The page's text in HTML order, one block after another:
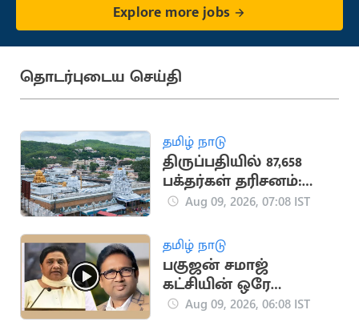
Explore more jobs
தொடர்புடைய செய்தி
தமிழ் நாடு
திருப்பதியில் 87,658
பக்தர்கள் தரிசனம்:
ரூ.4.13 கோடி உண்டியல்
Aug 09, 2026, 07:08 IST
தமிழ் நாடு
பகுஜன் சமாஜ்
கட்சியின் ஒரே
எம்எல்ஏ காலமானார்
Aug 09, 2026, 06:08 IST